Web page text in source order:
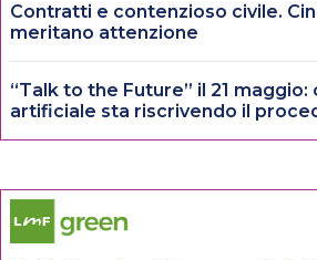
Contratti e contenzioso civile.
meritano attenzione
“Talk to the Future” il 21 maggio:
artificiale sta riscrivendo il